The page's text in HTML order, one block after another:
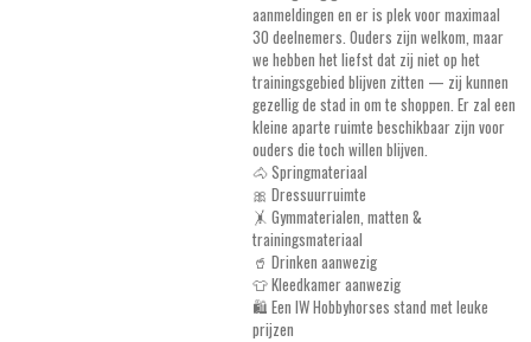
aanmeldingen en er is plek voor maximaal
30 deelnemers. Ouders zijn welkom, maar
we hebben het liefst dat zij niet op het
trainingsgebied blijven zitten — zij kunnen
gezellig de stad in om te shoppen. Er zal een
kleine aparte ruimte beschikbaar zijn voor
ouders die toch willen blijven.
🐴 Springmateriaal
🎀 Dressuurruimte
🤸 Gymmaterialen, matten &
trainingsmateriaal
🥤 Drinken aanwezig
👕 Kleedkamer aanwezig
🛍️ Een IW Hobbyhorses stand met leuke
prijzen